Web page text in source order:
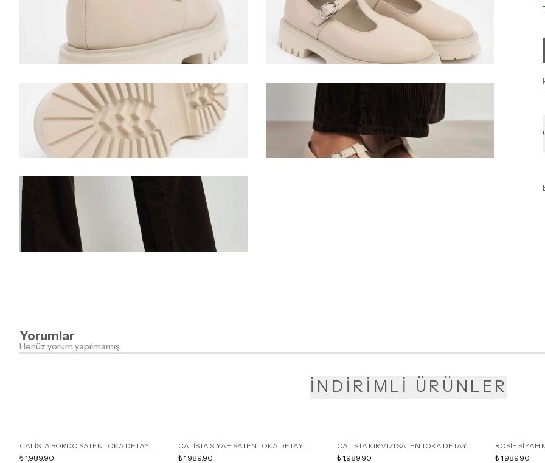
Yorumlar
Henüz yorum yapılmamış
İNDİRİMLİ ÜRÜNLER
CALİSTA BORDO SATEN TOKA DETAY
SİVRİ BURUN KADIN TOPUKLU TERLİK
₺ 1,989.90
CALİSTA SİYAH SATEN TOKA DETAY
SİVRİ BURUN KADIN TOPUKLU TERLİK
₺ 1,989.90
CALİSTA KIRMIZI SATEN TOKA DETAY
SİVRİ BURUN KADIN TOPUKLU TERLİK
₺ 1,989.90
ROSİE SİYAH
DETAY
₺ 1,989.90